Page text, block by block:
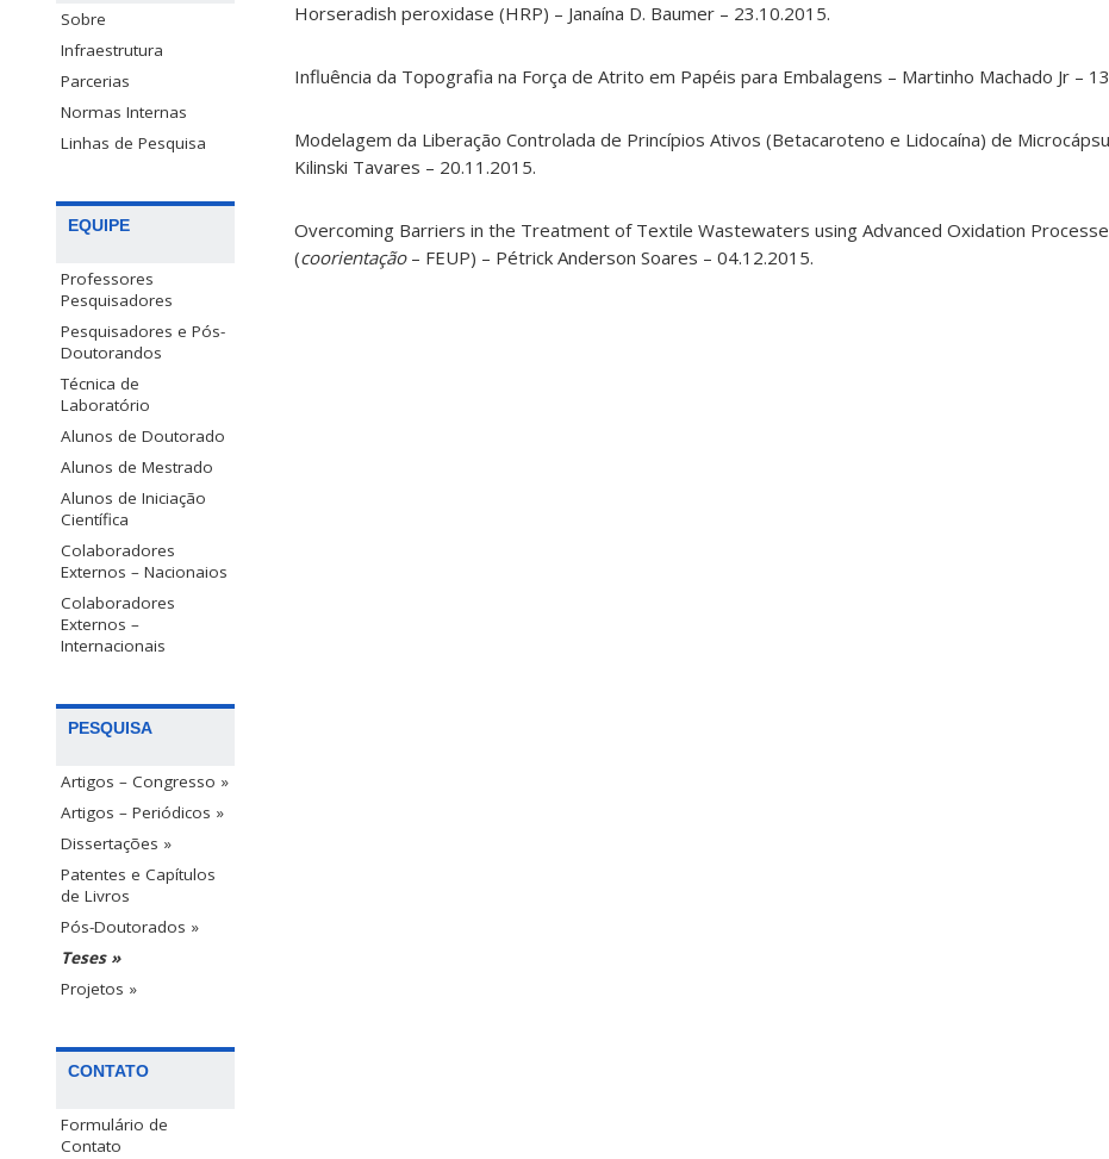
Sobre
Infraestrutura
Parcerias
Normas Internas
Linhas de Pesquisa
EQUIPE
Professores
Pesquisadores
Pesquisadores e Pós-
Doutorandos
Técnica de
Laboratório
Alunos de Doutorado
Alunos de Mestrado
Alunos de Iniciação
Científica
Colaboradores
Externos – Nacionaios
Colaboradores
Externos –
Internacionais
PESQUISA
Artigos – Congresso »
Artigos – Periódicos »
Dissertações »
Patentes e Capítulos
de Livros
Pós-Doutorados »
Teses »
Projetos »
CONTATO
Formulário de
Contato
Horseradish peroxidase (HRP) – Janaína D. Baumer – 23.10.2015.
Influência da Topografia na Força de Atrito em Papéis para Embalagens – Martinho Machado Jr –
Modelagem da Liberação Controlada de Princípios Ativos (Betacaroteno e Lidocaína) de
Kilinski Tavares – 20.11.2015.
Overcoming Barriers in the Treatment of Textile Wastewaters using Advanced Oxidation
(coorientação – FEUP) – Pétrick Anderson Soares – 04.12.2015.